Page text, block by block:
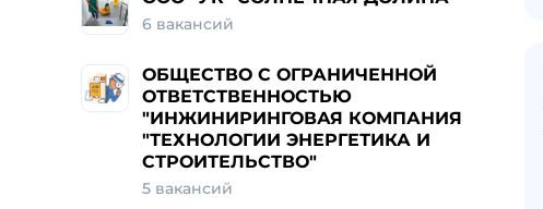
6 вакансий
ОБЩЕСТВО С ОГРАНИЧЕННОЙ
ОТВЕТСТВЕННОСТЬЮ
"ИНЖИНИРИНГОВАЯ КОМПАНИЯ
"ТЕХНОЛОГИИ ЭНЕРГЕТИКА И
СТРОИТЕЛЬСТВО"
5 вакансий